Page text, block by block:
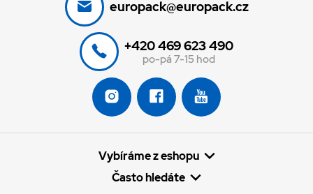
europack@europack.cz
+420 469 623 490
po-pá 7-15 hod
Vybíráme z eshopu
Často hledáte